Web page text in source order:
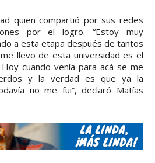
quien compartió por sus redes
por el logro. “Estoy muy
a esta etapa después de tantos
llevo de esta universidad es el
cuando venía para acá se me
y la verdad es que ya la
no me fui”, declaró Matías